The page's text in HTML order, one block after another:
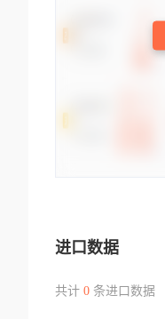
进口数据
共计 0条进口数据